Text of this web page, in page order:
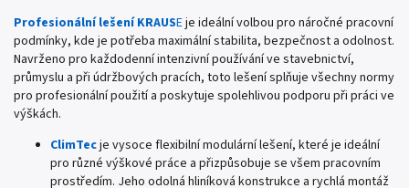
Profesionální lešení KRAUSEje ideální volbou pro náročné pracovní
podmínky, kde je potřeba maximální stabilita, bezpečnost a odolnost.
Navrženo pro každodenní intenzivní používání ve stavebnictví,
průmyslu a při údržbových pracích, toto lešení splňuje všechny normy
pro profesionální použití a poskytuje spolehlivou podporu při práci ve
výškách.
ClimTecje vysoce flexibilní modulární lešení, které je ideální
pro různé výškové práce a přizpůsobuje se všem pracovním
prostředím. Jeho odolná hliníková konstrukce a rychlá montáž